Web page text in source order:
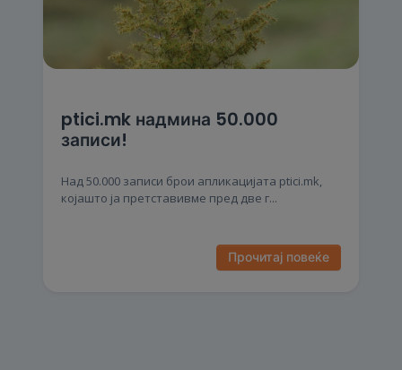
ptici.mk надмина 50.000
записи!
Над 50.000 записи брои апликацијата ptici.mk,
којашто ја претставивме пред две г...
Прочитај повеќе